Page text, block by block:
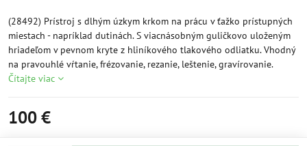
(28492) Prístroj s dlhým úzkym krkom na prácu v ťažko prístupných
miestach - napríklad dutinách. S viacnásobným guličkovo uloženým
hriadeľom v pevnom kryte z hliníkového tlakového odliatku. Vhodný
na pravouhlé vŕtanie, frézovanie, rezanie, leštenie, gravírovanie.
Čítajte viac
100 €